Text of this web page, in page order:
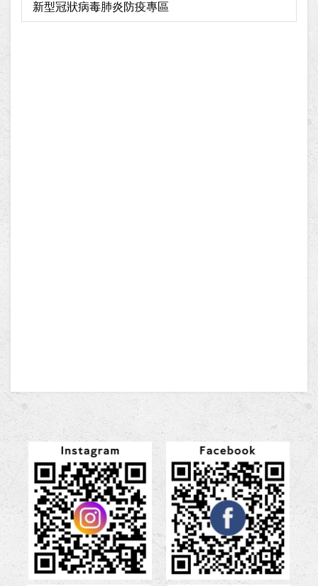
新型冠狀病毒肺炎防疫專區